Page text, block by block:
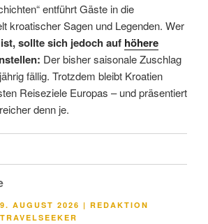
entführt Gäste in die
kroatischer Sagen und Legenden. Wer
sollte sich jedoch auf höhere
Der bisher saisonale Zuschlag
fällig. Trotzdem bleibt Kroatien
Reiseziele Europas – und präsentiert
denn je.
VERÖFFENTLICHT
AM
9. AUGUST 2026 | REDAKTION
TRAVELSEEKER